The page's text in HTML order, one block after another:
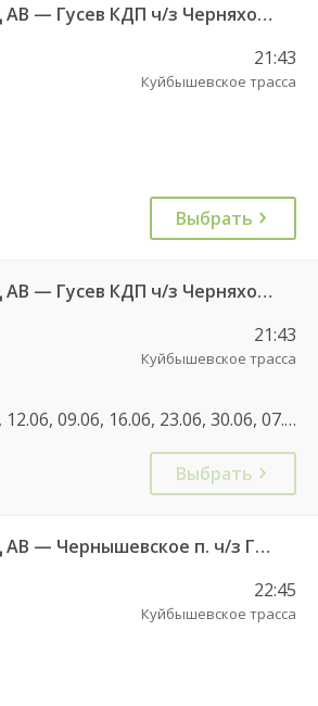
580 Калининград АВ — Гусев КДП ч/з Черняховск АС
21:43
Куйбышевское трасса
Выбрать
580 Калининград АВ — Гусев КДП ч/з Черняховск АС
21:43
Куйбышевское трасса
07.03, 01.05, 09.05, 12.06, 09.06, 16.06, 23.06, 30.06, 07.07, 06.11, 08.01, 22.02, 01.05, 30.06, 08.09, 04.11, 07.05, 30.04, 11.06, 01.11, 04.11
Выбрать
583 Калининград АВ — Чернышевское п. ч/з Гвардейск КДП, Черняховск АС
22:45
Куйбышевское трасса